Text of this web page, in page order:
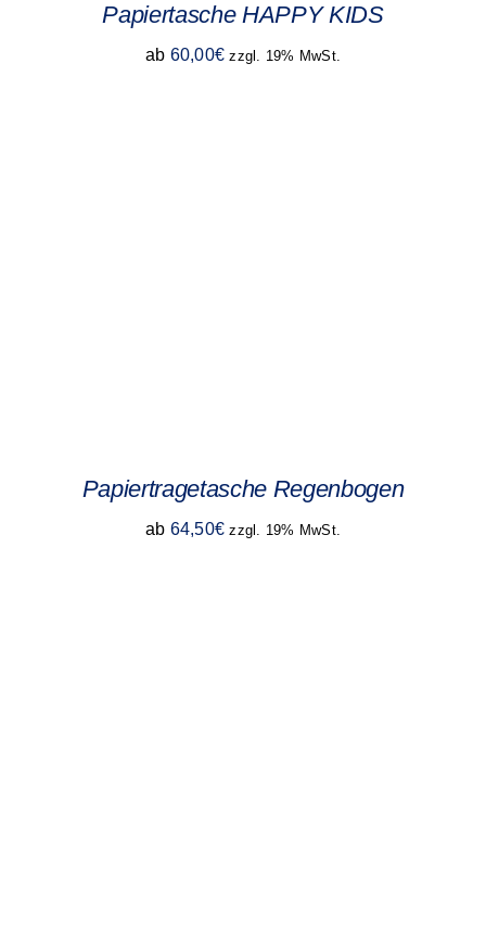
Papiertasche HAPPY KIDS
ab 60,00€ zzgl. 19% MwSt.
Papiertragetasche Regenbogen
ab 64,50€ zzgl. 19% MwSt.